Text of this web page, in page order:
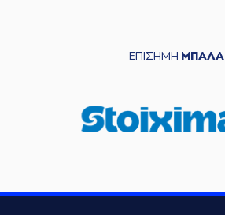
ΕΠΙΣΗΜΗ ΜΠΑΛΑ